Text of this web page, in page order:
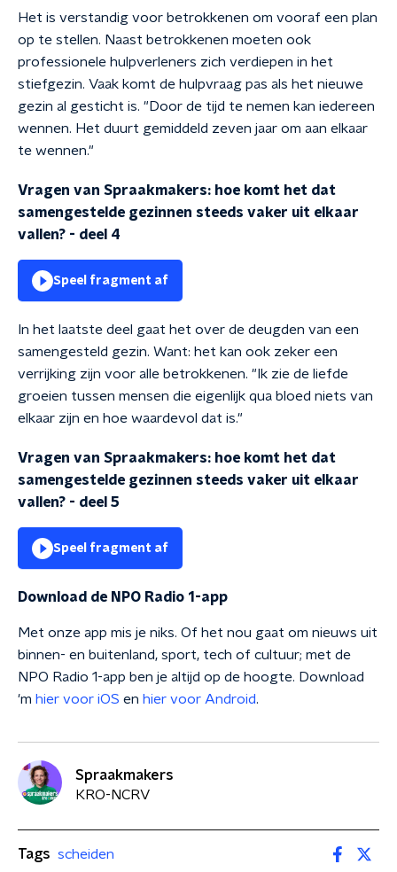
Het is verstandig voor betrokkenen om vooraf een plan
op te stellen. Naast betrokkenen moeten ook
professionele hulpverleners zich verdiepen in het
stiefgezin. Vaak komt de hulpvraag pas als het nieuwe
gezin al gesticht is. "Door de tijd te nemen kan iedereen
wennen. Het duurt gemiddeld zeven jaar om aan elkaar
te wennen."
Vragen van Spraakmakers: hoe komt het dat
samengestelde gezinnen steeds vaker uit elkaar
vallen? - deel 4
Speel fragment af
In het laatste deel gaat het over de deugden van een
samengesteld gezin. Want: het kan ook zeker een
verrijking zijn voor alle betrokkenen. "Ik zie de liefde
groeien tussen mensen die eigenlijk qua bloed niets van
elkaar zijn en hoe waardevol dat is."
Vragen van Spraakmakers: hoe komt het dat
samengestelde gezinnen steeds vaker uit elkaar
vallen? - deel 5
Speel fragment af
Download de NPO Radio 1-app
Met onze app mis je niks. Of het nou gaat om nieuws uit
binnen- en buitenland, sport, tech of cultuur; met de
NPO Radio 1-app ben je altijd op de hoogte. Download
'm hier voor iOS en hier voor Android.
Spraakmakers
KRO-NCRV
Tags scheiden